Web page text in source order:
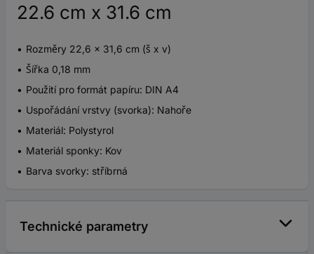
22.6 cm x 31.6 cm
Rozměry 22,6 x 31,6 cm (š x v)
Šířka 0,18 mm
Použití pro formát papíru: DIN A4
Uspořádání vrstvy (svorka): Nahoře
Materiál: Polystyrol
Materiál sponky: Kov
Barva svorky: stříbrná
Technické parametry